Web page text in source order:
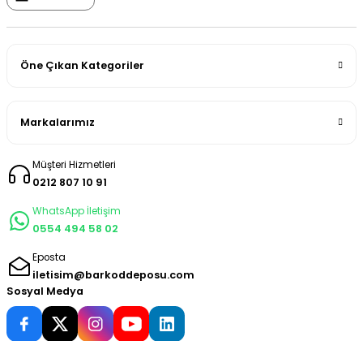
Öne Çıkan Kategoriler
Markalarımız
Müşteri Hizmetleri
0212 807 10 91
WhatsApp İletişim
0554 494 58 02
Eposta
iletisim@barkoddeposu.com
Sosyal Medya